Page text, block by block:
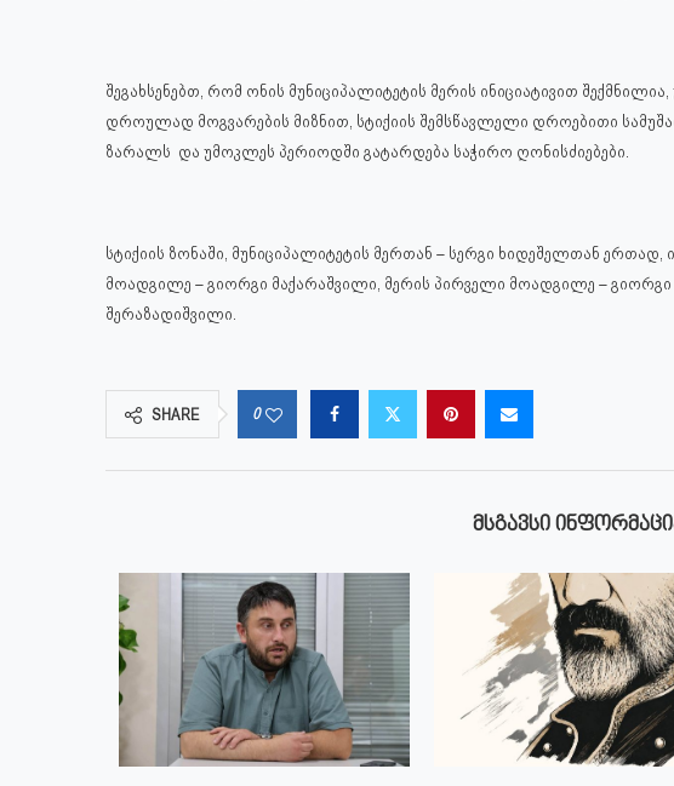
შეგახსენებთ, რომ ონის მუნიციპალიტეტის მერის ინიციატივით
დროულად მოგვარების მიზნით, სტიქიის შემსწავლელი დროებითი
ზარალს და უმოკლეს პერიოდში გატარდება საჭირო ღონისძიებები.
სტიქიის ზონაში, მუნიციპალიტეტის მერთან – სერგი ხიდეშელთან
მოადგილე – გიორგი მაქარაშვილი, მერის პირველი მოადგილე –
შერაზადიშვილი.
SHARE 0
ᲛᲡᲒᲐᲕᲡᲘ